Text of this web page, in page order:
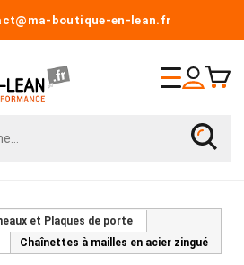
boutique-en-lean.fr
et Plaques de porte
Chaînettes à mailles en acier zingué